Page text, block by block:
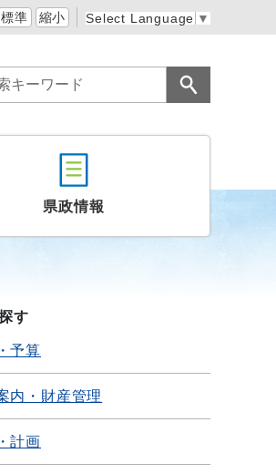
標準 縮小 Select Language ▼
県政情報
す
予算
内・財産管理
計画